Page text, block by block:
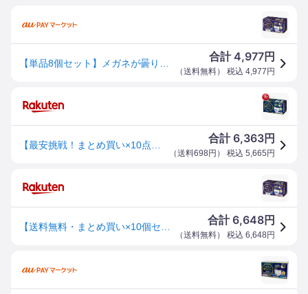
合計4,977円
（送料無料） 税込 4,977 円
合計6,363円
（送料698円 ） 税込 5,665 円
合計6,648円
（送料無料） 税込 6,648 円